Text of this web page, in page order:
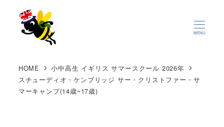
MENU
HOME
小中高生 イギリス サマースクール 2026年
スチューディオ・ケンブリッジ サー・クリストファー・サ
マーキャンプ(14歳~17歳)